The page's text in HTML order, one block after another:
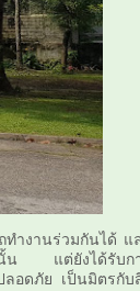
ทำงานร่วมกันได้ แ
านั้น แต่ยังได้รับก
ลอดภัย เป็นมิตรกับ